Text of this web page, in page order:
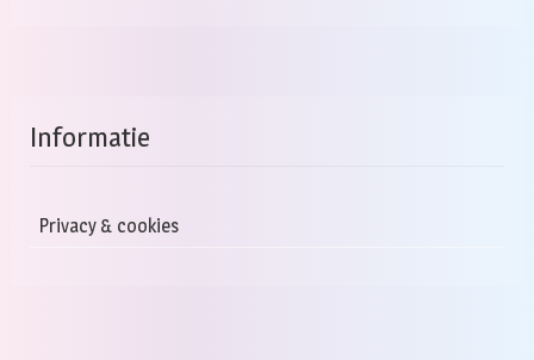
Informatie
Privacy & cookies